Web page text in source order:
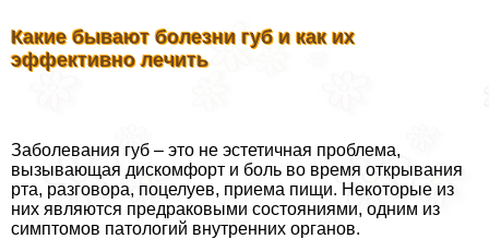
Какие бывают болезни губ и как их
эффективно лечить
Заболевания губ – это не эстетичная проблема,
вызывающая дискомфорт и боль во время открывания
рта, разговора, поцелуев, приема пищи. Некоторые из
них являются предpaковыми состояниями, одним из
симптомов патологий внутренних органов.